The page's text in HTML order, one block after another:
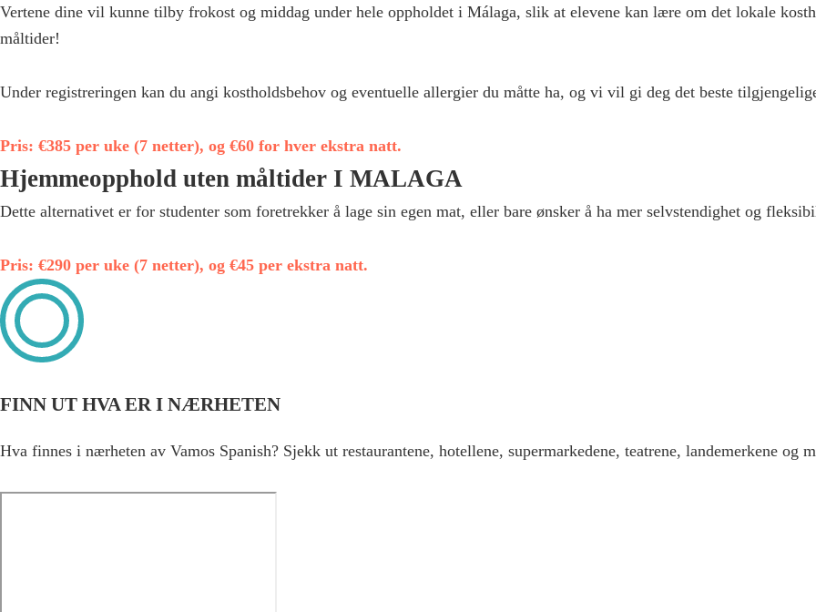
Vertene dine vil kunne tilby frokost og middag under hele oppholdet i Málaga, slik at elevene kan lære om det lokale
måltider!
Under registreringen kan du angi kostholdsbehov og eventuelle allergier du måtte ha, og vi vil gi deg det beste
Pris: €385 per uke (7 netter), og €60 for hver ekstra natt.
Hjemmeopphold uten måltider I MALAGA
Dette alternativet er for studenter som foretrekker å lage sin egen mat, eller bare ønsker å ha mer selvstendighet og
Pris: €290 per uke (7 netter), og €45 per ekstra natt.
FINN UT HVA ER I NÆRHETEN
Hva finnes i nærheten av Vamos Spanish? Sjekk ut restaurantene, hotellene, supermarkedene, teatrene, landemerkene og